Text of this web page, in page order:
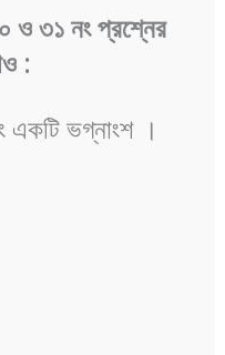
ও ৩১ নং প্রশ্নের
:
একটি ভগ্নাংশ ।